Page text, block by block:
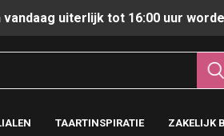
uiterlijk tot 16:00 uur
TAARTINSPIRATIE ZAKELIJK